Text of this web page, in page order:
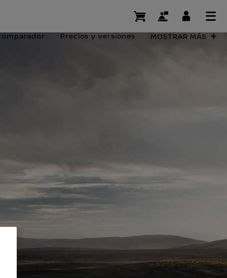
Precios y versiones MOSTRAR MÁS